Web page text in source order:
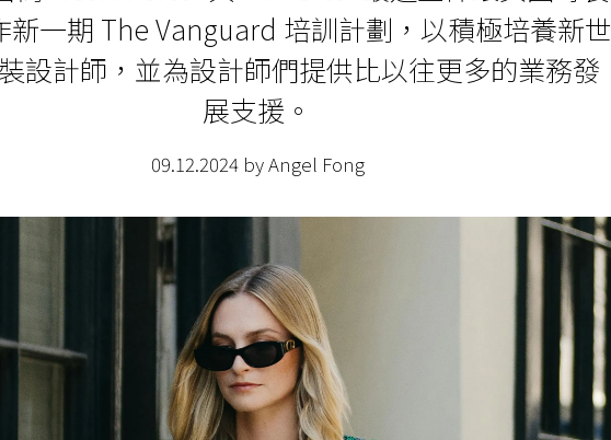
新一期 The Vanguard 培訓計劃，以積極培養新世
設計師，並為設計師們提供比以往更多的業務發
展支援。
09.12.2024 by Angel Fong